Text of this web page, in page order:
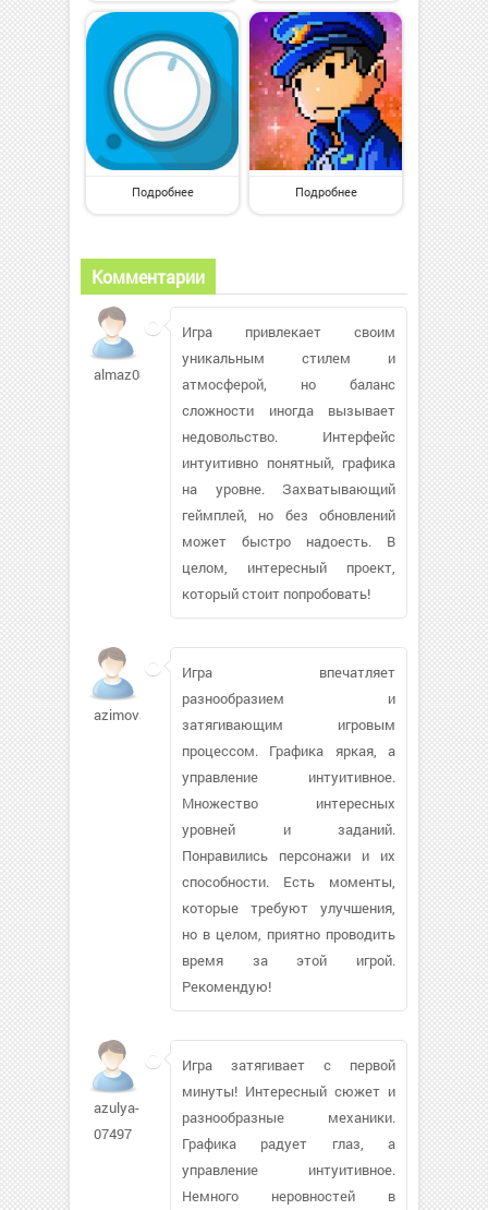
Подробнее Подробнее
Комментарии
almaz085482
Игра привлекает своим
уникальным стилем и
атмосферой, но баланс
сложности иногда вызывает
недовольство. Интерфейс
интуитивно понятный, графика
на уровне. Захватывающий
геймплей, но без обновлений
может быстро надоесть. В
целом, интересный проект,
который стоит попробовать!
azimova807
Игра впечатляет
разнообразием и
затягивающим игровым
процессом. Графика яркая, а
управление интуитивное.
Множество интересных
уровней и заданий.
Понравились персонажи и их
способности. Есть моменты,
которые требуют улучшения,
но в целом, приятно проводить
время за этой игрой.
Рекомендую!
azulya-
07497
Игра затягивает с первой
минуты! Интересный сюжет и
разнообразные механики.
Графика радует глаз, а
управление интуитивное.
Немного неровностей в